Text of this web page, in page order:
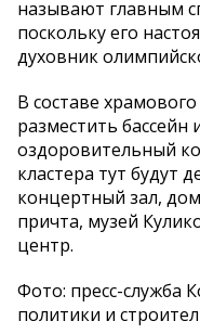
называют главным
поскольку его
духовник
В составе
разместить бассейн
оздоровительный
кластера тут будут
концертный зал,
причта, музей
центр.
Фото: пресс-служба
политики и